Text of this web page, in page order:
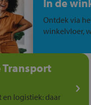
In de
Ontdek via
winkelvloer,
en logistiek: daar